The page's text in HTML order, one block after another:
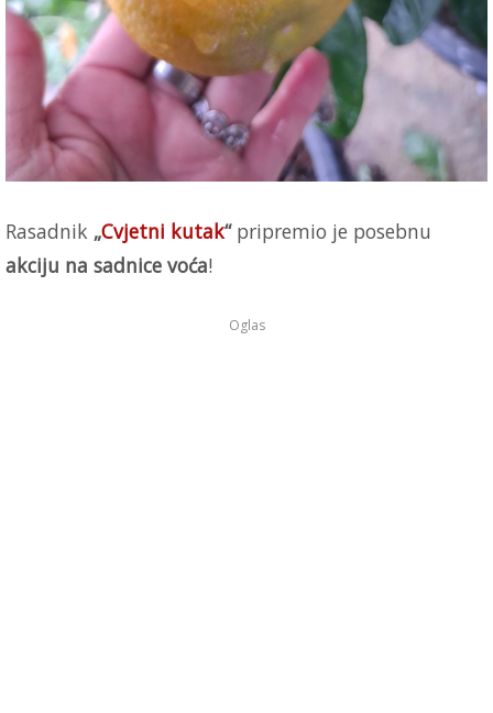
Rasadnik „Cvjetni kutak“pripremio je posebnu
akciju na sadnice voća!
Oglas